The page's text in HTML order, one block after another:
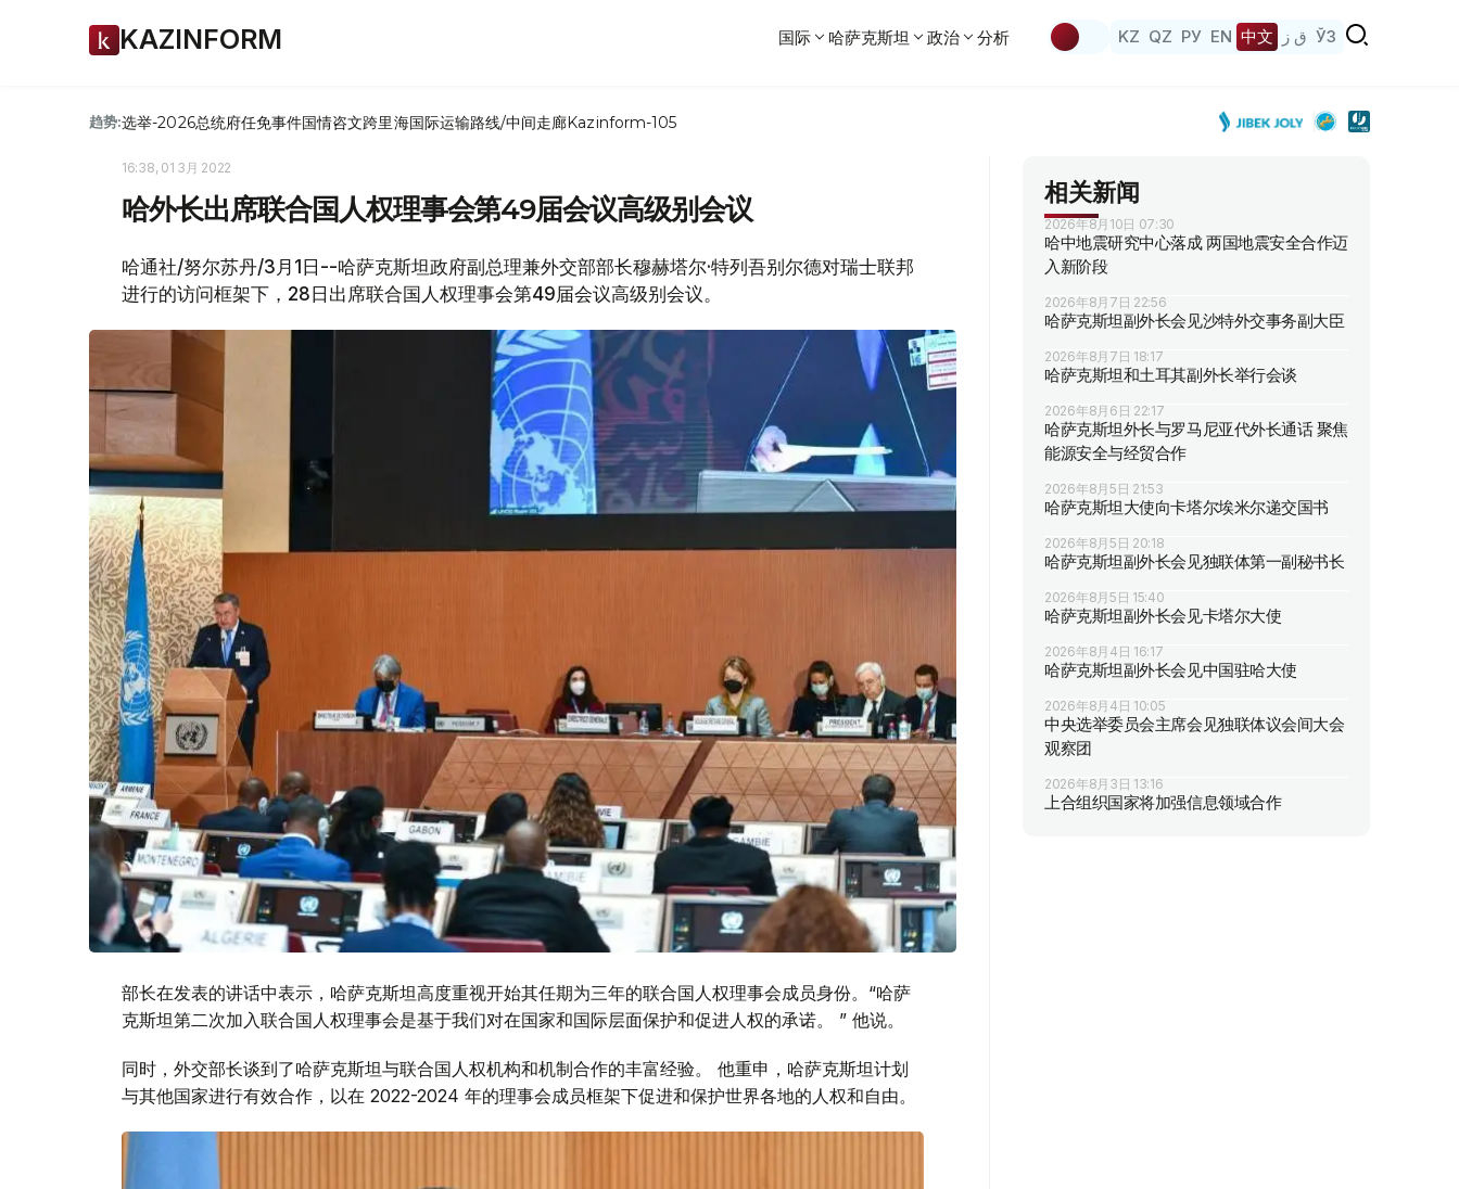
KAZINFORM 国际 哈萨克斯坦 政治 分析 KZ QZ РУ EN 中文 ق ز ЎЗ
趋势:选举-2026总统府任免事件国情咨文跨里海国际运输路线/中间走廊Kazinform-105
16:38, 01 3月 2022
哈外长出席联合国人权理事会第49届会议高级别会议
哈通社/努尔苏丹/3月1日--哈萨克斯坦政府副总理兼外交部部长穆赫塔尔·特列吾别尔德对瑞士联邦
进行的访问框架下，28日出席联合国人权理事会第49届会议高级别会议。
部长在发表的讲话中表示，哈萨克斯坦高度重视开始其任期为三年的联合国人权理事会成员身份。“哈萨
克斯坦第二次加入联合国人权理事会是基于我们对在国家和国际层面保护和促进人权的承诺。 ” 他说。
同时，外交部长谈到了哈萨克斯坦与联合国人权机构和机制合作的丰富经验。 他重申，哈萨克斯坦计划
与其他国家进行有效合作，以在 2022-2024 年的理事会成员框架下促进和保护世界各地的人权和自由。
相关新闻
2026年8月10日 07:30
哈中地震研究中心落成 两国地震安全合作迈
入新阶段
2026年8月7日 22:56
哈萨克斯坦副外长会见沙特外交事务副大臣
2026年8月7日 18:17
哈萨克斯坦和土耳其副外长举行会谈
2026年8月6日 22:17
哈萨克斯坦外长与罗马尼亚代外长通话 聚焦
能源安全与经贸合作
2026年8月5日 21:53
哈萨克斯坦大使向卡塔尔埃米尔递交国书
2026年8月5日 20:18
哈萨克斯坦副外长会见独联体第一副秘书长
2026年8月5日 15:40
哈萨克斯坦副外长会见卡塔尔大使
2026年8月4日 16:17
哈萨克斯坦副外长会见中国驻哈大使
2026年8月4日 10:05
中央选举委员会主席会见独联体议会间大会
观察团
2026年8月3日 13:16
上合组织国家将加强信息领域合作